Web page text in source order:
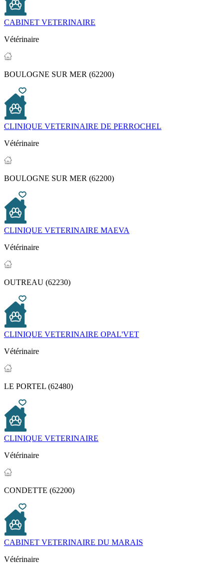
CABINET VETERINAIRE
Vétérinaire
BOULOGNE SUR MER (62200)
CLINIQUE VETERINAIRE DE PERROCHEL
Vétérinaire
BOULOGNE SUR MER (62200)
CLINIQUE VETERINAIRE MAEVA
Vétérinaire
OUTREAU (62230)
CLINIQUE VETERINAIRE OPAL'VET
Vétérinaire
LE PORTEL (62480)
CLINIQUE VETERINAIRE
Vétérinaire
CONDETTE (62200)
CABINET VETERINAIRE DU MARAIS
Vétérinaire